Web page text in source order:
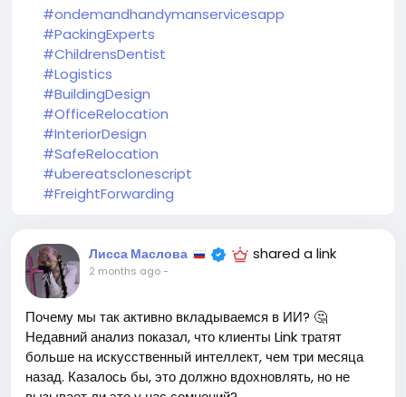
#ondemandhandymanservicesapp
#PackingExperts
#ChildrensDentist
#Logistics
#BuildingDesign
#OfficeRelocation
#InteriorDesign
#SafeRelocation
#ubereatsclonescript
#FreightForwarding
Лисса Маслова shared a link
2 months ago-
Почему мы так активно вкладываемся в ИИ? 🤔
Недавний анализ показал, что клиенты Link тратят
больше на искусственный интеллект, чем три месяца
назад. Казалось бы, это должно вдохновлять, но не